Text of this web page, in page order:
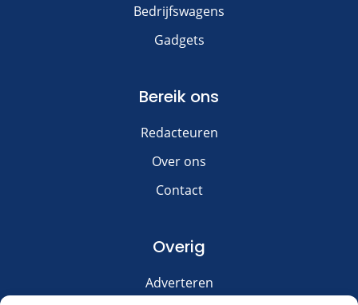
Bedrijfswagens
Gadgets
Bereik ons
Redacteuren
Over ons
Contact
Overig
Adverteren